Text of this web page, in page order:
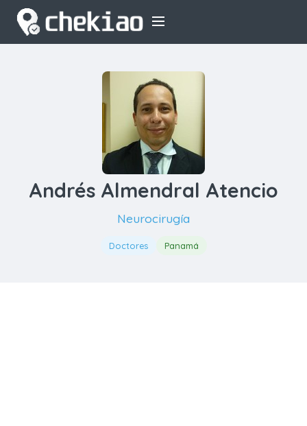
Andrés Almendral Atencio
Neurocirugía
Doctores Panamá